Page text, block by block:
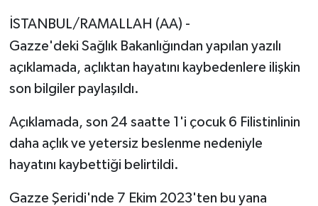
İSTANBUL/RAMALLAH (AA) -
Gazze'deki Sağlık Bakanlığından yapılan yazılı
açıklamada, açlıktan hayatını kaybedenlere ilişkin
son bilgiler paylaşıldı.
Açıklamada, son 24 saatte 1'i çocuk 6 Filistinlinin
daha açlık ve yetersiz beslenme nedeniyle
hayatını kaybettiği belirtildi.
Gazze Şeridi'nde 7 Ekim 2023'ten bu yana